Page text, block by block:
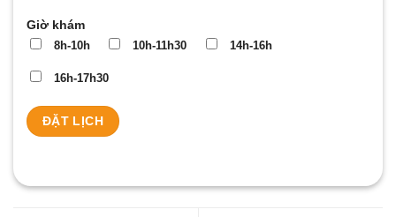
Giờ khám
8h-10h 10h-11h30 14h-16h
16h-17h30